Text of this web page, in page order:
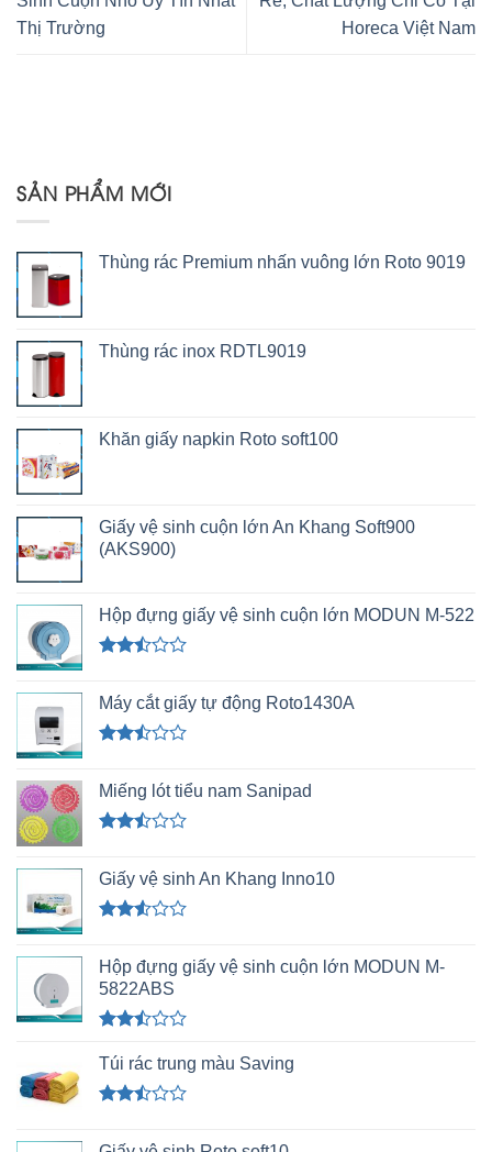
Thị Trường
Horeca Việt Nam
SẢN PHẨM MỚI
Thùng rác Premium nhấn vuông lớn Roto 9019
Thùng rác inox RDTL9019
Khăn giấy napkin Roto soft100
Giấy vệ sinh cuộn lớn An Khang Soft900
(AKS900)
Hộp đựng giấy vệ sinh cuộn lớn MODUN M-522
hạng
2.49
5 sao
Máy cắt giấy tự động Roto1430A
hạng
2.48
5 sao
Miếng lót tiểu nam Sanipad
hạng
2.49
5 sao
Giấy vệ sinh An Khang Inno10
hạng
2.51
5 sao
Hộp đựng giấy vệ sinh cuộn lớn MODUN M-
5822ABS
xếp
hạng
2.50
Túi rác trung màu Saving